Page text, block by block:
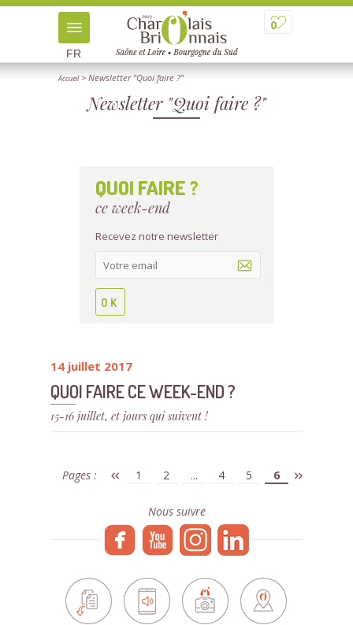
0
FR
Accueil> Newsletter "Quoi faire ?"
Newsletter "Quoi faire ?"
QUOI FAIRE ?
ce week-end
Recevez notre newsletter
14 juillet 2017
QUOI FAIRE CE WEEK-END ?
15-16 juillet, et jours qui suivent !
Pages : 1 2 ... 4 5 6
Nous suivre